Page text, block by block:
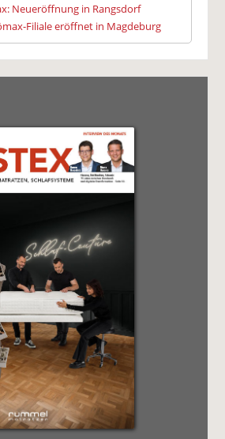
Neueröffnung in Rangsdorf
Filiale eröffnet in Magdeburg